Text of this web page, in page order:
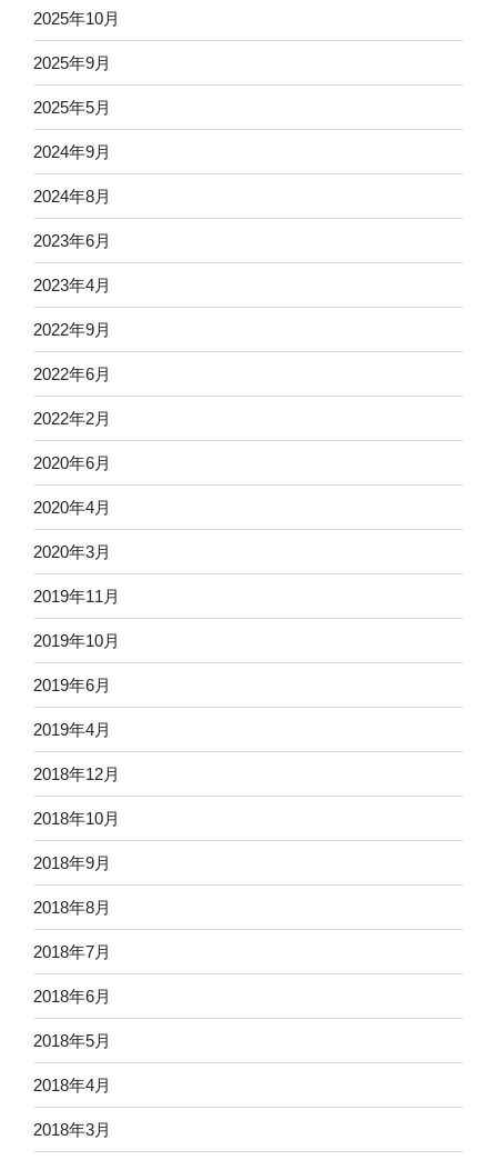
2025年10月
2025年9月
2025年5月
2024年9月
2024年8月
2023年6月
2023年4月
2022年9月
2022年6月
2022年2月
2020年6月
2020年4月
2020年3月
2019年11月
2019年10月
2019年6月
2019年4月
2018年12月
2018年10月
2018年9月
2018年8月
2018年7月
2018年6月
2018年5月
2018年4月
2018年3月